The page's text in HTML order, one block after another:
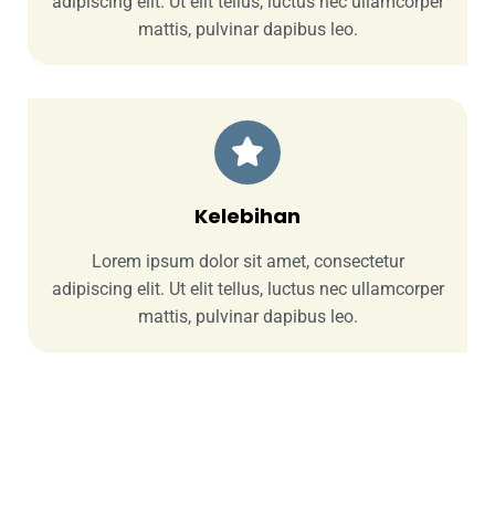
mattis, pulvinar dapibus leo.
Kelebihan
Lorem ipsum dolor sit amet, consectetur
adipiscing elit. Ut elit tellus, luctus nec ullamcorper
mattis, pulvinar dapibus leo.